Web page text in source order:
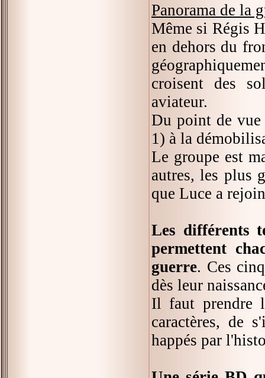
Panorama de la
Même si Régis
en dehors du
croisent des
aviateur.
Du point de vue
1) à la
Le groupe est
autres, les plus
que Luce a
Les différents
permettent
guerre. Ces
dès leur
Il faut prendre
caractères, de
happés par